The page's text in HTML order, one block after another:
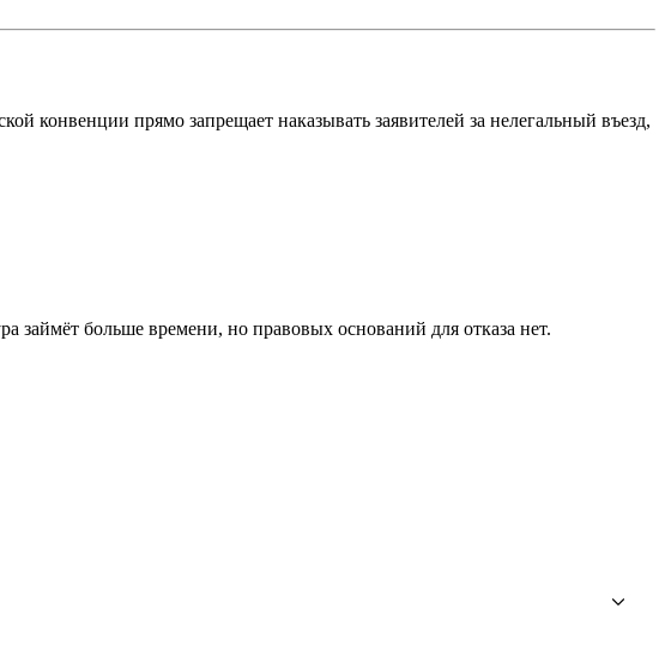
конвенции прямо запрещает наказывать заявителей за нелегальный въезд,
займёт больше времени, но правовых оснований для отказа нет.